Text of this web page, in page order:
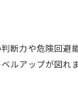
断力や危険回避
ルアップが図れ